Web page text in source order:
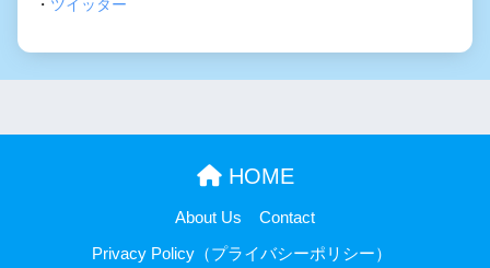
・ ツイッター
HOME
About Us Contact
Privacy Policy（プライバシーポリシー）